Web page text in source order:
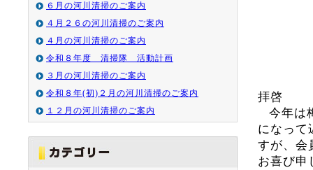
６月の河川清掃のご案内
４月２６の河川清掃のご案内
４月の河川清掃のご案内
令和８年度 清掃隊 活動計画
３月の河川清掃のご案内
令和８年(初)２月の河川清掃のご案内
１２月の河川清掃のご案内
拝啓
今年は
になって
すが、会
お喜び申